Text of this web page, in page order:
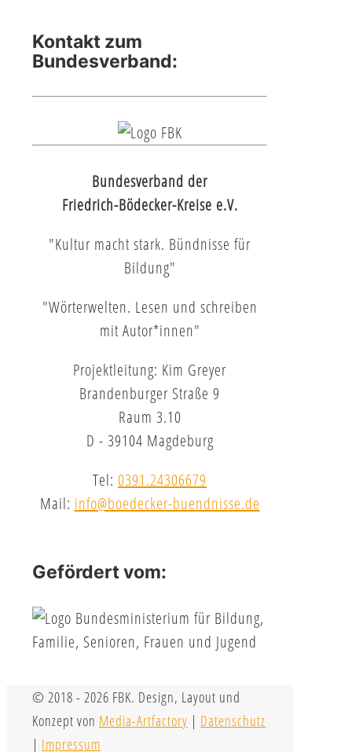
Kontakt zum
Bundesverband:
Bundesverband der
Friedrich-Bödecker-Kreise e.V.
"Kultur macht stark. Bündnisse für
Bildung"
"Wörterwelten. Lesen und schreiben
mit Autor*innen"
Projektleitung: Kim Greyer
Brandenburger Straße 9
Raum 3.10
D - 39104 Magdeburg
Tel: 0391.24306679
Mail: info@boedecker-buendnisse.de
Gefördert vom:
© 2018 - 2026 FBK. Design, Layout und
Konzept von Media-Artfactory | Datenschutz
| Impressum